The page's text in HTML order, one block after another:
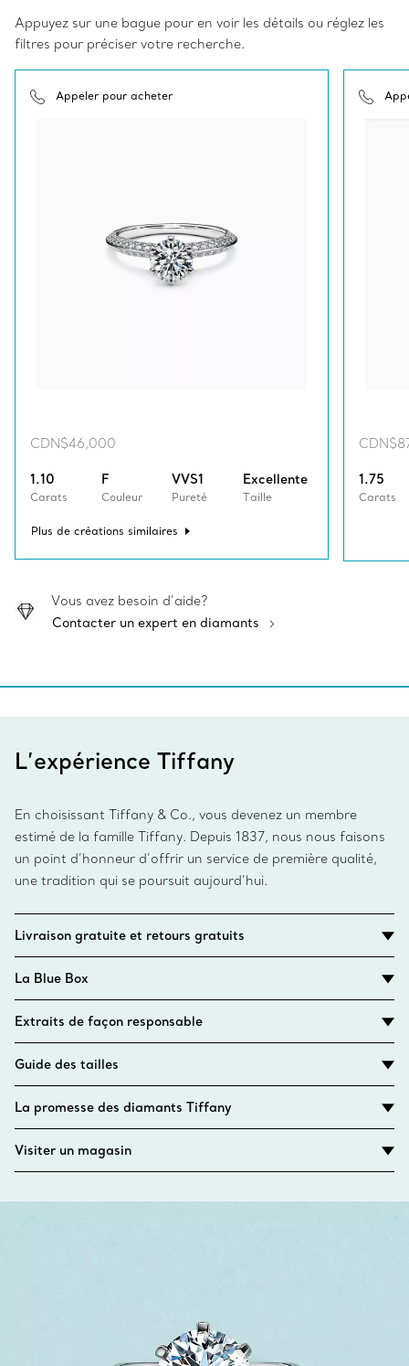
Appuyez sur une bague pour en voir les détails ou réglez les
filtres pour préciser votre recherche.
Appeler pour acheter
CDN$46,000
1.10
Carats
F
Couleur
VVS1
Pureté
Excellente
Taille
Plus de créations similaires
1.75
Carats
Vous avez besoin d’aide?
Contacter un expert en diamants
L’expérience Tiffany
En choisissant Tiffany & Co., vous devenez un membre
estimé de la famille Tiffany. Depuis 1837, nous nous faisons
un point d’honneur d’offrir un service de première qualité,
une tradition qui se poursuit aujourd’hui.
Livraison gratuite et retours gratuits
La Blue Box
Extraits de façon responsable
Guide des tailles
La promesse des diamants Tiffany
Visiter un magasin